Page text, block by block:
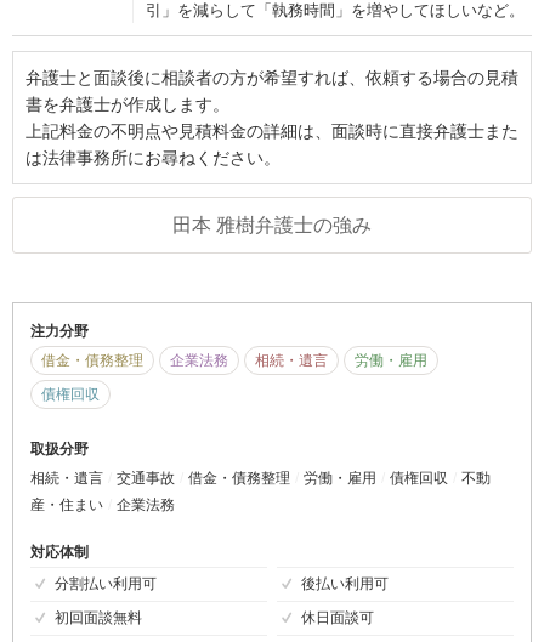
引」を減らして「執務時間」を増やしてほしいなど。
弁護士と面談後に相談者の方が希望すれば、依頼する場合の見積
書を弁護士が作成します。
上記料金の不明点や見積料金の詳細は、面談時に直接弁護士また
は法律事務所にお尋ねください。
田本 雅樹弁護士の強み
注力分野
借金・債務整理
企業法務 相続・遺言
労働・雇用
債権回収
取扱分野
相続・遺言
交通事故 借金・債務整理 労働・雇用 債権回収
不動
産・住まい
企業法務
対応体制
分割払い利用可
後払い利用可
初回面談無料
休日面談可